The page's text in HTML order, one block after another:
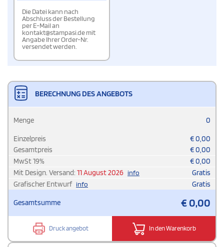
Die Datei kann nach
Abschluss der Bestellung
per E-Mail an
kontakt@stampasi.de mit
Angabe Ihrer Order-Nr.
versendet werden.
BERECHNUNG DES ANGEBOTS
Menge 0
Einzelpreis €0,00
Gesamtpreis
€0,00
MwSt19% €0,00
Mit Design. Versand: 11 August 2026 info
Gratis
Grafischer Entwurf info Gratis
Gesamtsumme €0,00
Druck angebot In den Warenkorb